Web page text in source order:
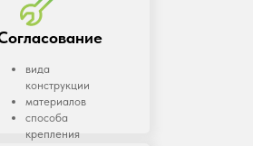
вида
конструкции
материалов
способа
крепления